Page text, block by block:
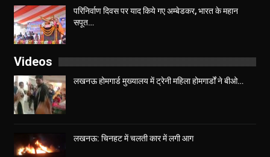
परिनिर्वाण दिवस पर याद किये गए अम्बेडकर, भारत के महान
सपूत…
Videos
लखनऊ होमगार्ड मुख्यालय में ट्रेनी महिला होमगार्डों ने बीओ…
लखनऊ: चिनहट में चलती कार में लगी आग